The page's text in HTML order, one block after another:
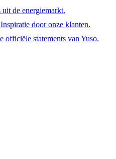
de energiemarkt.
Inspiratie door onze klanten.
officiële statements van Yuso.